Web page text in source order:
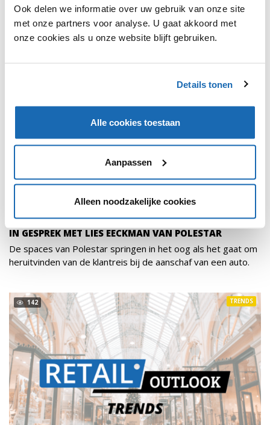
Ook delen we informatie over uw gebruik van onze site
met onze partners voor analyse. U gaat akkoord met
onze cookies als u onze website blijft gebruiken.
Details tonen
Alle cookies toestaan
Aanpassen
Alleen noodzakelijke cookies
IN GESPREK MET LIES EECKMAN VAN POLESTAR
RUBEN BROODCOORENS
De spaces van Polestar springen in het oog als het gaat om
heruitvinden van de klantreis bij de aanschaf van een auto.
142 TRENDS